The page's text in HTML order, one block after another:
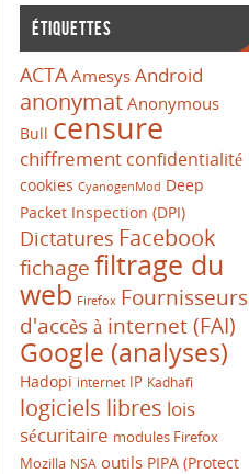
Étiquettes
ACTA Amesys Android
anonymat Anonymous
Bull censure
chiffrement confidentialité
cookies CyanogenMod Deep
Packet Inspection (DPI)
Dictatures Facebook
fichagefiltrage du
web Firefox Fournisseurs
d'accès à internet (FAI)
Google (analyses)
Hadopi internet IP Kadhafi
logiciels libres lois
sécuritaire modules Firefox
Mozilla NSA outils PIPA (Protect